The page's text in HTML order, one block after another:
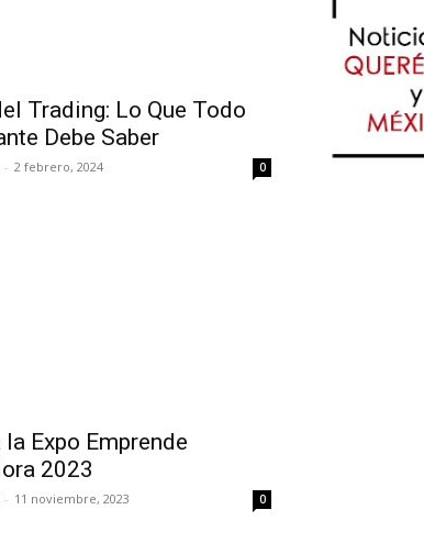
Trading: Lo Que Todo
Debe Saber
- 2 febrero, 2024 0
la Expo Emprende
2023
- 11 noviembre, 2023 0